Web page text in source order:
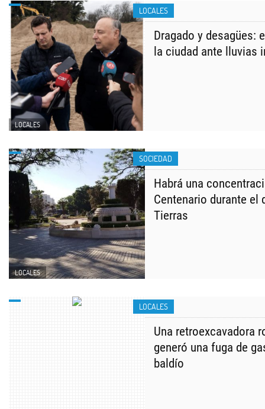
LOCALES
LOCALES
Dragado y desagües:
la ciudad ante lluvias
SOCIEDAD
LOCALES
Habrá una
Centenario durante el
Tierras
LOCALES
Una retroexcavadora
generó una fuga de
baldío